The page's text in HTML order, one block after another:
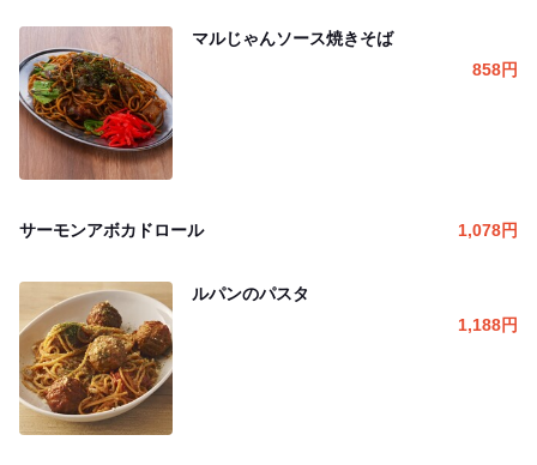
マルじゃんソース焼きそば
858円
サーモンアボカドロール 1,078円
ルパンのパスタ
1,188円